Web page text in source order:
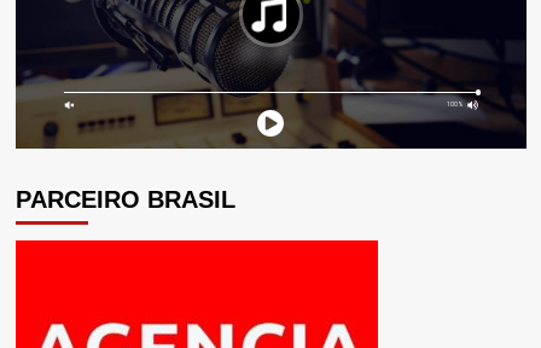
PARCEIRO BRASIL